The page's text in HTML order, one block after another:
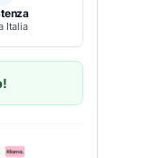
Italia